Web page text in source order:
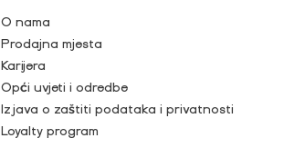
O nama
Prodajna mjesta
Karijera
Opći uvjeti i odredbe
Izjava o zaštiti podataka i privatnosti
Loyalty program